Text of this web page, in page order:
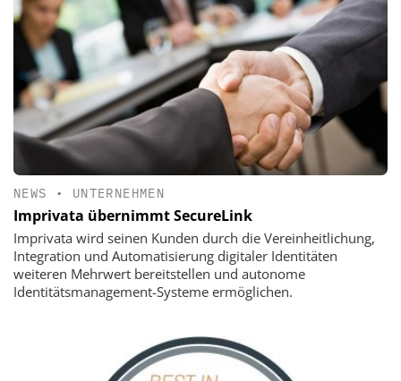
NEWS • UNTERNEHMEN
Imprivata übernimmt SecureLink
Imprivata wird seinen Kunden durch die Vereinheitlichung,
Integration und Automatisierung digitaler Identitäten
weiteren Mehrwert bereitstellen und autonome
Identitätsmanagement-Systeme ermöglichen.